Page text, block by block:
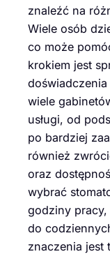
znaleźć na
Wiele osób
co może
krokiem jest
doświadczenia
wiele
usługi, od
po bardziej
również
oraz
wybrać
godziny pracy,
do
znaczenia jest